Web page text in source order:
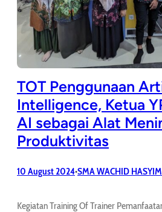
TOT Penggunaan
Intelligence, Ketua
AI sebagai Alat
Produktivitas
10 August 2024•SMA WACHID
Kegiatan Training Of Trainer